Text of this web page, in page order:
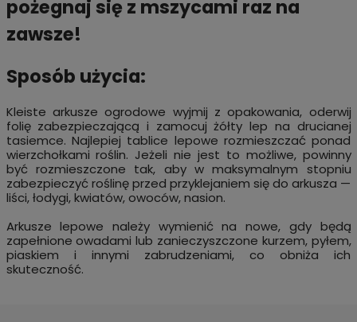
pożegnaj się z mszycami raz na
zawsze!
Sposób użycia:
Kleiste arkusze ogrodowe wyjmij z opakowania, oderwij
folię zabezpieczającą i zamocuj żółty lep na drucianej
tasiemce. Najlepiej tablice lepowe rozmieszczać ponad
wierzchołkami roślin. Jeżeli nie jest to możliwe, powinny
być rozmieszczone tak, aby w maksymalnym stopniu
zabezpieczyć roślinę przed przyklejaniem się do arkusza —
liści, łodygi, kwiatów, owoców, nasion.
Arkusze lepowe należy wymienić na nowe, gdy będą
zapełnione owadami lub zanieczyszczone kurzem, pyłem,
piaskiem i innymi zabrudzeniami, co obniża ich
skuteczność.